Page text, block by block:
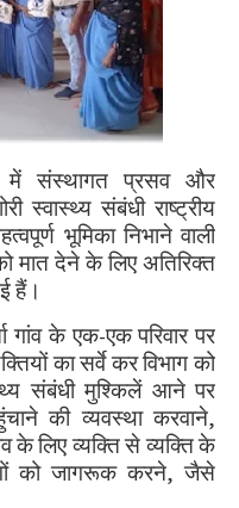
में संस्थागत प्रसव और
स्वास्थ्य संबंधी राष्ट्रीय
भूमिका निभाने वाली
मात देने के लिए अतिरिक्त
हैं।
के एक-एक परिवार पर
का सर्वे कर विभाग को
संबंधी मुश्किलें आने पर
की व्यवस्था करवाने,
के लिए व्यक्ति से व्यक्ति के
को जागरूक करने,जैसे